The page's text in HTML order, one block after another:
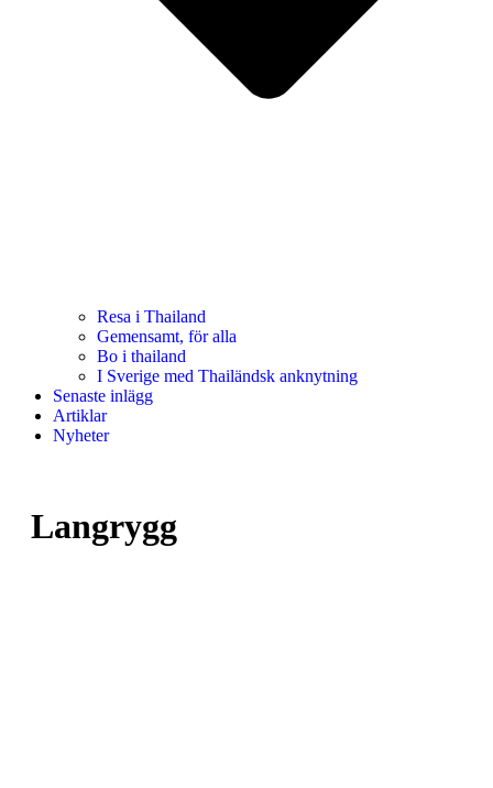
Resa i Thailand
Gemensamt, för alla
Bo i thailand
I Sverige med Thailändsk anknytning
Senaste inlägg
Artiklar
Nyheter
Langrygg